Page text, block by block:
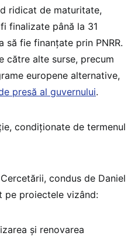
ridicat de maturitate,
finalizate până la 31
să fie finanțate prin PNRR.
către alte surse, precum
europene alternative,
presă al guvernului.
condiționate de termenul
condus de Daniel
pe proiectele vizând:
și renovarea